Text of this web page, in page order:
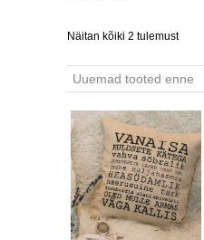
Näitan kõiki 2 tulemust